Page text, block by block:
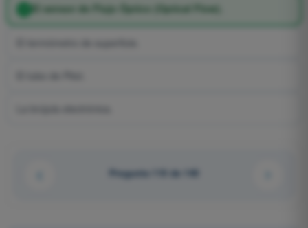
El sensor de Flujo Óptico (Optical Flow).
Pregunta 110 de 140